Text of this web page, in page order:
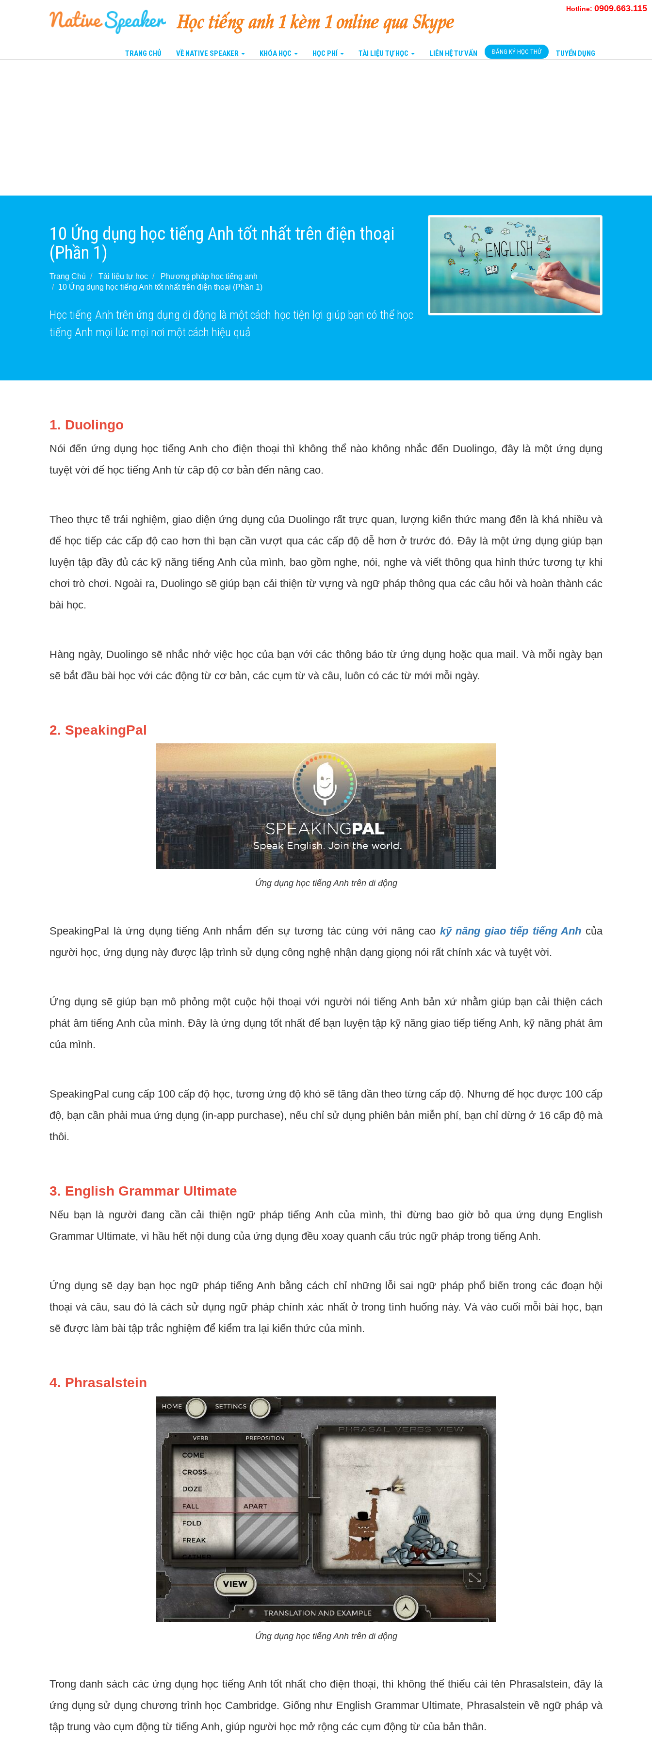
TRANG CHỦ VỀ NATIVE SPEAKER KHÓA HỌC HỌC PHÍ TÀI LIỆU TỰ HỌC LIÊN HỆ TƯ VẤN ĐĂNG KÝ HỌC THỬ TUYỂN DỤNG
Hotline: 0909.663.115
10 Ứng dụng học tiếng Anh tốt nhất trên điện thoại
(Phần 1)
Trang Chủ Tài liệu tự học
Phương pháp học tiếng anh
10 Ứng dụng học tiếng Anh tốt nhất trên điện thoại (Phần 1)
Học tiếng Anh trên ứng dụng di động là một cách học tiện lợi giúp bạn có thể học
tiếng Anh mọi lúc mọi nơi một cách hiệu quả
1. Duolingo
Nói đến ứng dụng học tiếng Anh cho điện thoại thì không thể nào không nhắc đến Duolingo, đây là một ứng dụng
tuyệt vời để học tiếng Anh từ câp độ cơ bản đến nâng cao.
Theo thực tế trải nghiệm, giao diện ứng dụng của Duolingo rất trực quan, lượng kiến thức mang đến là khá nhiều và
để học tiếp các cấp độ cao hơn thì bạn cần vượt qua các cấp độ dễ hơn ở trước đó. Đây là một ứng dụng giúp bạn
luyện tập đầy đủ các kỹ năng tiếng Anh của mình, bao gồm nghe, nói, nghe và viết thông qua hình thức tương tự khi
chơi trò chơi. Ngoài ra, Duolingo sẽ giúp bạn cải thiện từ vựng và ngữ pháp thông qua các câu hỏi và hoàn thành các
bài học.
Hàng ngày, Duolingo sẽ nhắc nhở việc học của bạn với các thông báo từ ứng dụng hoặc qua mail. Và mỗi ngày bạn
sẽ bắt đầu bài học với các động từ cơ bản, các cụm từ và câu, luôn có các từ mới mỗi ngày.
2. SpeakingPal
Ứng dụng học tiếng Anh trên di động
SpeakingPal là ứng dụng tiếng Anh nhắm đến sự tương tác cùng với nâng cao kỹ năng giao tiếp tiếng Anh của
người học, ứng dụng này được lập trình sử dụng công nghệ nhận dạng giọng nói rất chính xác và tuyệt vời.
Ứng dụng sẽ giúp bạn mô phỏng một cuộc hội thoại với người nói tiếng Anh bản xứ nhằm giúp bạn cải thiện cách
phát âm tiếng Anh của mình. Đây là ứng dụng tốt nhất để bạn luyện tập kỹ năng giao tiếp tiếng Anh, kỹ năng phát âm
của mình.
SpeakingPal cung cấp 100 cấp độ học, tương ứng độ khó sẽ tăng dần theo từng cấp độ. Nhưng để học được 100 cấp
độ, bạn cần phải mua ứng dụng (in-app purchase), nếu chỉ sử dụng phiên bản miễn phí, bạn chỉ dừng ở 16 cấp độ mà
thôi.
3. English Grammar Ultimate
Nếu bạn là người đang cần cải thiện ngữ pháp tiếng Anh của mình, thì đừng bao giờ bỏ qua ứng dụng English
Grammar Ultimate, vì hầu hết nội dung của ứng dụng đều xoay quanh cấu trúc ngữ pháp trong tiếng Anh.
Ứng dụng sẽ dạy bạn học ngữ pháp tiếng Anh bằng cách chỉ những lỗi sai ngữ pháp phổ biến trong các đoạn hội
thoại và câu, sau đó là cách sử dụng ngữ pháp chính xác nhất ở trong tình huống này. Và vào cuối mỗi bài học, bạn
sẽ được làm bài tập trắc nghiệm để kiểm tra lại kiến thức của mình.
4. Phrasalstein
Ứng dụng học tiếng Anh trên di động
Trong danh sách các ứng dụng học tiếng Anh tốt nhất cho điện thoại, thì không thể thiếu cái tên Phrasalstein, đây là
ứng dụng sử dụng chương trình học Cambridge. Giống như English Grammar Ultimate, Phrasalstein về ngữ pháp và
tập trung vào cụm động từ tiếng Anh, giúp người học mở rộng các cụm động từ của bản thân.